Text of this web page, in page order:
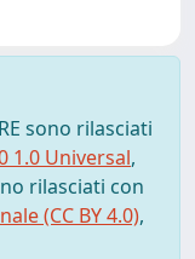
sono rilasciati
1.0 Universal,
rilasciati con
(CC BY 4.0),